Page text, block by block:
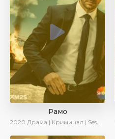
Рамо
2020 Драма | Криминал | SesDizi | Ирина Котова